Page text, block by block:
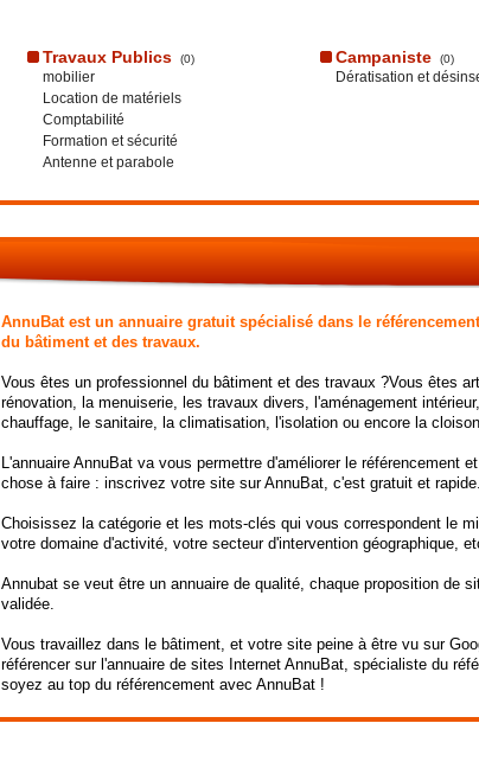
Travaux Publics (0)
mobilier
Location de matériels
Comptabilité
Formation et sécurité
Antenne et parabole
Campaniste (0)
Dératisation et
AnnuBat est un annuaire gratuit spécialisé dans le
du bâtiment et des travaux.
Vous êtes un professionnel du bâtiment et des travaux ?Vous êtes
rénovation, la menuiserie, les travaux divers, l'aménagement
chauffage, le sanitaire, la climatisation, l'isolation ou encore la
L'annuaire AnnuBat va vous permettre d'améliorer le
chose à faire : inscrivez votre site sur AnnuBat, c'est gratuit et rapide.
Choisissez la catégorie et les mots-clés qui vous correspondent le
votre domaine d'activité, votre secteur d'intervention géographique,
Annubat se veut être un annuaire de qualité, chaque proposition de
validée.
Vous travaillez dans le bâtiment, et votre site peine à être vu sur
référencer sur l'annuaire de sites Internet AnnuBat, spécialiste du
soyez au top du référencement avec AnnuBat !